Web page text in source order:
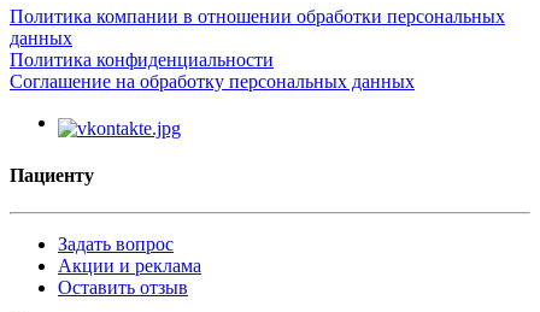
Политика компании в отношении обработки персональных
данных
Политика конфиденциальности
Соглашение на обработку персональных данных
Пациенту
Задать вопрос
Акции и реклама
Оставить отзыв